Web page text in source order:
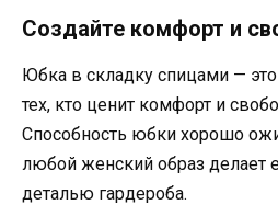
Создайте комфорт и
Юбка в складку спицами —
тех, кто ценит комфорт и
Способность юбки хорошо
любой женский образ делает
деталью гардероба.